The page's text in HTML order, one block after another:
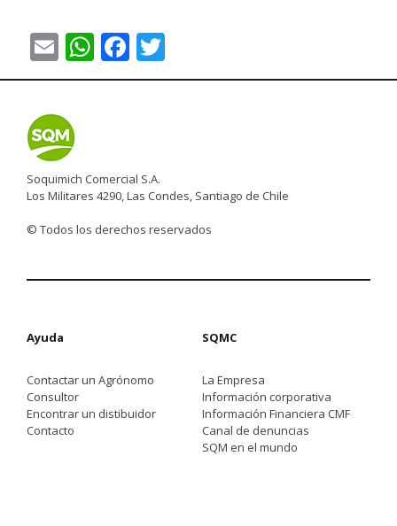
EmailWhatsApp
Facebook
Soquimich Comercial S.A.
Los Militares 4290, Las Condes, Santiago de Chile
© Todos los derechos reservados
Ayuda
Contactar un Agrónomo
Consultor
Encontrar un distibuidor
Contacto
SQMC
La Empresa
Información corporativa
Información Financiera CMF
Canal de denuncias
SQM en el mundo